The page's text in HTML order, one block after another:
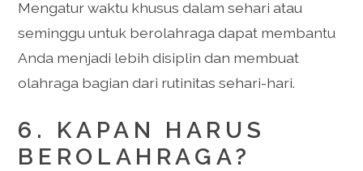
Mengatur waktu khusus dalam sehari atau
seminggu untuk berolahraga dapat membantu
Anda menjadi lebih disiplin dan membuat
olahraga bagian dari rutinitas sehari-hari.
6. KAPAN HARUS
BEROLAHRAGA?